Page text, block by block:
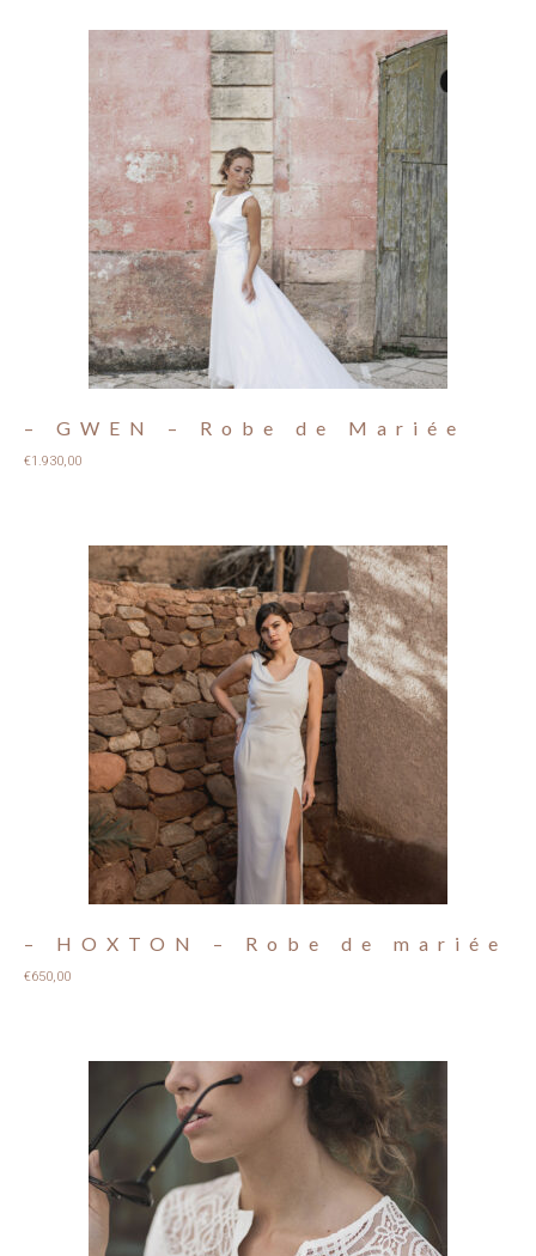
– GWEN – Robe de Mariée
€1.930,00
– HOXTON – Robe de mariée
€650,00